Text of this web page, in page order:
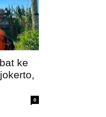
ke
0